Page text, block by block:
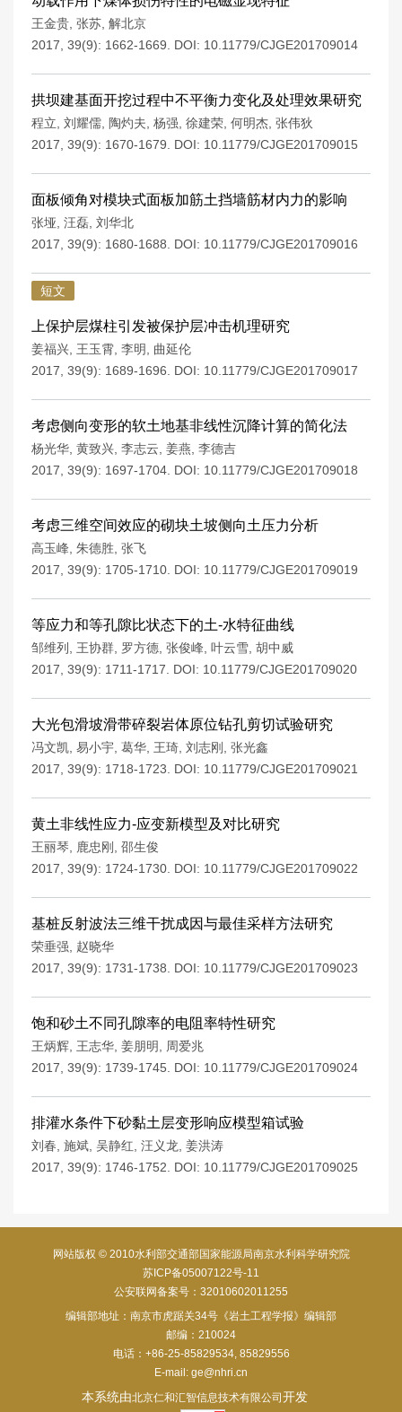
王金贵 张苏 解北京
2017, 39(9): 1662-1669.
DOI: 10.11779/CJGE201709014
拱坝建基面开挖过程中不平衡力变化及处理效果研究
程立 刘耀儒 陶灼夫 杨强 徐建荣 何明杰 张伟狄
2017, 39(9): 1670-1679.
DOI: 10.11779/CJGE201709015
面板倾角对模块式面板加筋土挡墙筋材内力的影响
张垭 汪磊 刘华北
2017, 39(9): 1680-1688.
DOI: 10.11779/CJGE201709016
短文
上保护层煤柱引发被保护层冲击机理研究
姜福兴 王玉霄 李明
曲延伦
2017, 39(9): 1689-1696.
DOI: 10.11779/CJGE201709017
考虑侧向变形的软土地基非线性沉降计算的简化法
杨光华 黄致兴 李志云 姜燕 李德吉
2017, 39(9): 1697-1704. DOI: 10.11779/CJGE201709018
考虑三维空间效应的砌块土坡侧向土压力分析
高玉峰 朱德胜 张飞
2017, 39(9): 1705-1710. DOI: 10.11779/CJGE201709019
等应力和等孔隙比状态下的土-水特征曲线
邹维列 王协群 罗方德 张俊峰 叶云雪 胡中威
2017, 39(9): 1711-1717.
DOI: 10.11779/CJGE201709020
大光包滑坡滑带碎裂岩体原位钻孔剪切试验研究
冯文凯 易小宇 葛华 王琦 刘志刚
张光鑫
2017, 39(9): 1718-1723.
DOI: 10.11779/CJGE201709021
黄土非线性应力-应变新模型及对比研究
王丽琴 鹿忠刚
邵生俊
2017, 39(9): 1724-1730. DOI: 10.11779/CJGE201709022
基桩反射波法三维干扰成因与最佳采样方法研究
荣垂强
赵晓华
2017, 39(9): 1731-1738.
DOI: 10.11779/CJGE201709023
饱和砂土不同孔隙率的电阻率特性研究
王炳辉 王志华 姜朋明
周爱兆
2017, 39(9): 1739-1745.
DOI: 10.11779/CJGE201709024
排灌水条件下砂黏土层变形响应模型箱试验
刘春 施斌 吴静红 汪义龙 姜洪涛
2017, 39(9): 1746-1752.
DOI: 10.11779/CJGE201709025
网站版权 © 2010水利部交通部国家能源局南京水利科学研究院
苏ICP备05007122号-11
公安联网备案号：32010602011255
编辑部地址：南京市虎踞关34号《岩土工程学报》编辑部
邮编：210024
电话：+86-25-85829534, 85829556
E-mail: ge@nhri.cn
本系统由北京仁和汇智信息技术有限公司 开发